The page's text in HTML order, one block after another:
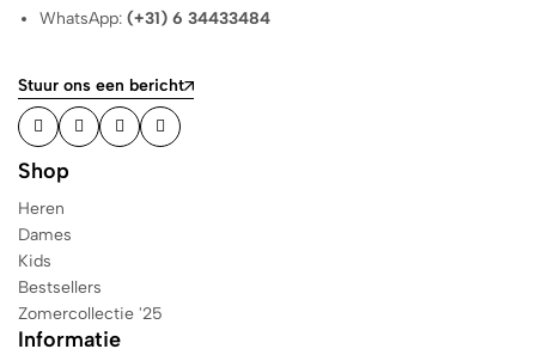
WhatsApp:(+31) 6 34433484
Stuur ons een bericht
Shop
Heren
Dames
Kids
Bestsellers
Zomercollectie '25
Informatie